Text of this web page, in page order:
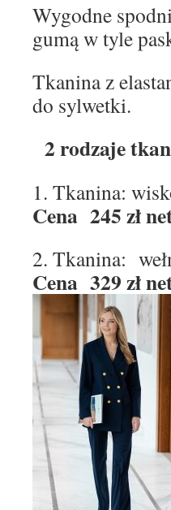
Wygodne
gumą w tyle
Tkanina z
do sylwetki.
2 rodzaje
1. Tkanina:
Cena 245 zł
2. Tkanina:
Cena 329 zł